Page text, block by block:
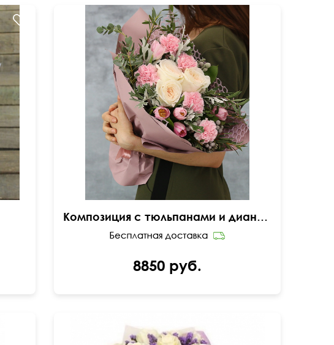
Зелень: бруния, листья питтоспорума
Композиция с тюльпанами и диантусами "Пируэт"
8850 руб.